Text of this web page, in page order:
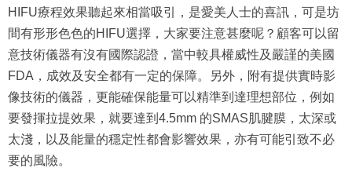
HIFU療程效果聽起來相當吸引，是愛美人士的喜訊，可是坊
間有形形色色的HIFU選擇，大家要注意甚麼呢？顧客可以留
意技術儀器有沒有國際認證，當中較具權威性及嚴謹的美國
FDA，成效及安全都有一定的保障。另外，附有提供實時影
像技術的儀器，更能確保能量可以精準到達理想部位，例如
要發揮拉提效果，就要達到4.5mm 的SMAS肌腱膜，太深或
太淺，以及能量的穩定性都會影響效果，亦有可能引致不必
要的風險。